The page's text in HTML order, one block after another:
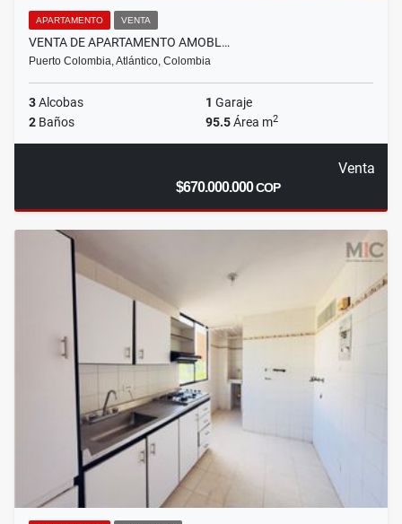
APARTAMENTO VENTA
VENTA DE APARTAMENTO AMOBL…
Puerto Colombia, Atlántico, Colombia
3Alcobas 1 Garaje
2 Baños 95.5Área m2
Venta
$670.000.000COP